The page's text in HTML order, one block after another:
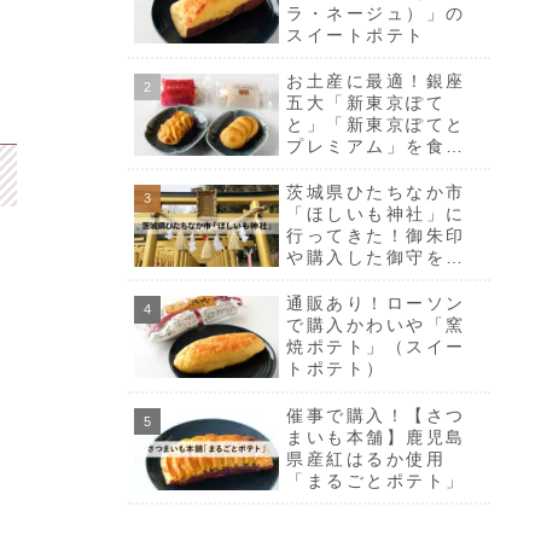
ラ・ネージュ）」の
スイートポテト
お土産に最適！銀座
五大「新東京ぽて
と」「新東京ぽてと
プレミアム」を食べ
茨城県ひたちなか市
「ほしいも神社」に
行ってきた！御朱印
や購入した御守をご
通販あり！ローソン
で購入かわいや「窯
焼ポテト」（スイー
トポテト）
催事で購入！【さつ
まいも本舗】鹿児島
県産紅はるか使用
「まるごとポテト」